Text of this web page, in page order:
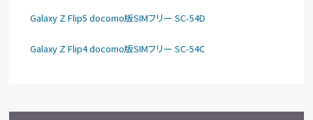
Galaxy Z Flip5 docomo版SIMフリー SC-54D
Galaxy Z Flip4 docomo版SIMフリー SC-54C